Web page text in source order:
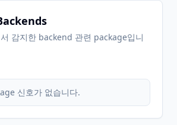
서 감지한 backend 관련 package입니
신호가 없습니다.